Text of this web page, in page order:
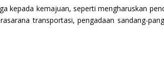
kepada kemajuan, seperti mengharuskan
transportasi, pengadaan sandang-